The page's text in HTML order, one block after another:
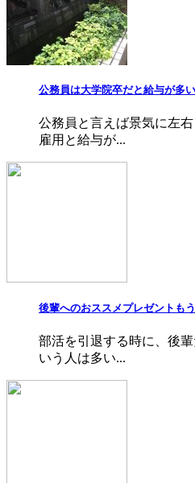
公務員は大学院卒だと給与が多
公務員と言えば景気に左
雇用と給与が...
後輩へのおススメプレゼントも
部活を引退する時に、後
いう人は多い...